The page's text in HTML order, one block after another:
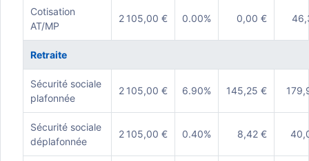
Cotisation
AT/MP
2 105,00 € 0.00% 0,00 €
Retraite
Sécurité sociale
plafonnée
2 105,00 € 6.90% 145,25 €
Sécurité sociale
déplafonnée
2 105,00 € 0.40% 8,42 €